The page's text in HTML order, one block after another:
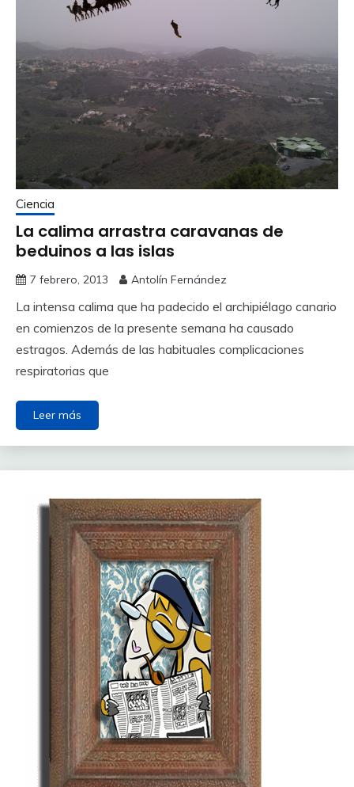
Ciencia
La calima arrastra caravanas de
beduinos a las islas
7 febrero, 2013 Antolín Fernández
La intensa calima que ha padecido el archipiélago canario
en comienzos de la presente semana ha causado
estragos. Además de las habituales complicaciones
respiratorias que
Leer más